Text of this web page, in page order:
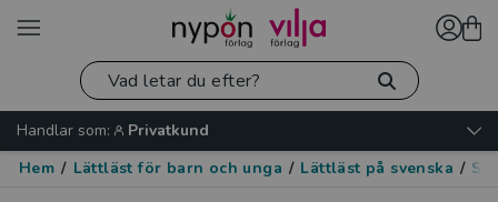
Handlar som:
Privatkund
Hem / Lättläst för barn och unga / Lättläst på svenska /